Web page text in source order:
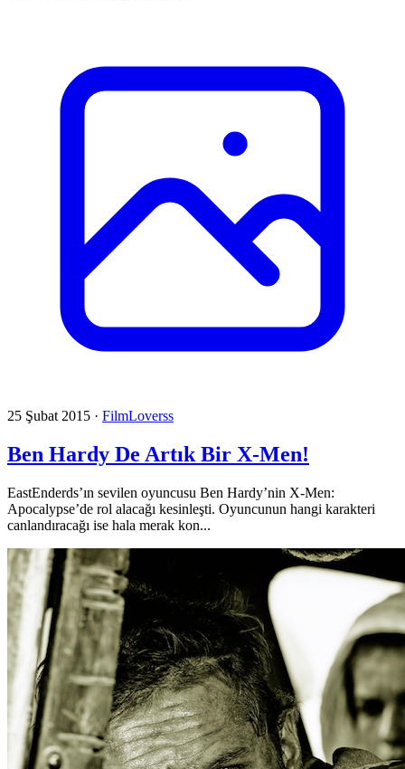
25 Şubat 2015 · FilmLoverss
Ben Hardy De Artık Bir X-Men!
EastEnderds’ın sevilen oyuncusu Ben Hardy’nin X-Men:
Apocalypse’de rol alacağı kesinleşti. Oyuncunun hangi karakteri
canlandıracağı ise hala merak kon...